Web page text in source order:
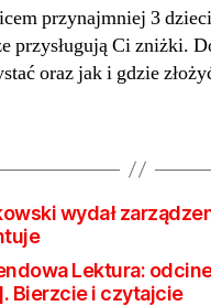
przynajmniej 3
przysługują Ci zniżki.
oraz jak i gdzie
wydał
Lektura:
Bierzcie i czytajcie